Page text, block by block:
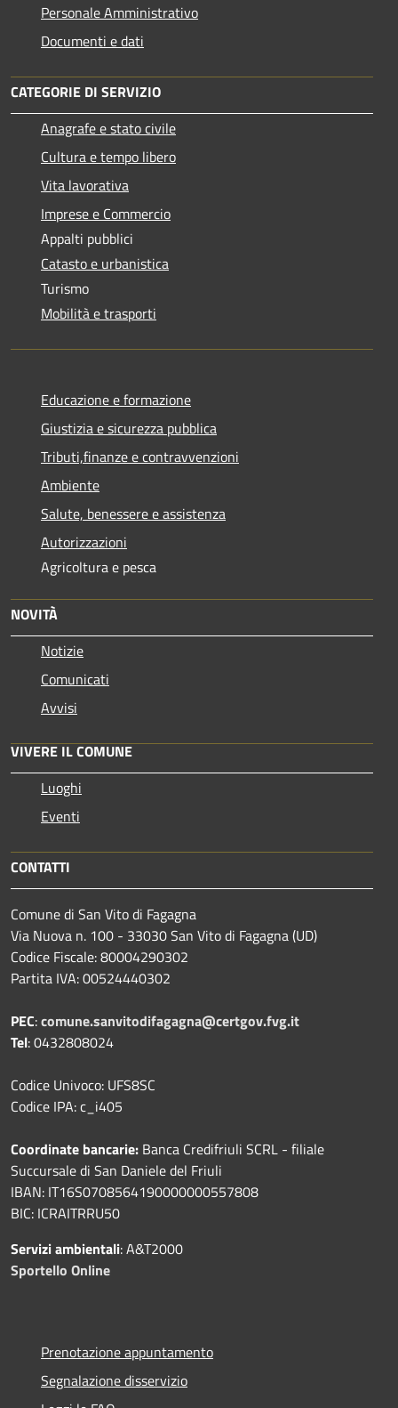
Personale Amministrativo
Documenti e dati
CATEGORIE DI SERVIZIO
Anagrafe e stato civile
Cultura e tempo libero
Vita lavorativa
Imprese e Commercio
Appalti pubblici
Catasto e urbanistica
Turismo
Mobilità e trasporti
Educazione e formazione
Giustizia e sicurezza pubblica
Tributi,finanze e contravvenzioni
Ambiente
Salute, benessere e assistenza
Autorizzazioni
Agricoltura e pesca
NOVITÀ
Notizie
Comunicati
Avvisi
VIVERE IL COMUNE
Luoghi
Eventi
CONTATTI
Comune di San Vito di Fagagna
Via Nuova n. 100 - 33030 San Vito di Fagagna (UD)
Codice Fiscale: 80004290302
Partita IVA: 00524440302
PEC:comune.sanvitodifagagna@certgov.fvg.it
Tel: 0432808024
Codice Univoco: UFS8SC
Codice IPA: c_i405
Coordinate bancarie: Banca Credifriuli SCRL - filiale
Succursale di San Daniele del Friuli
IBAN: IT16S0708564190000000557808
BIC: ICRAITRRU50
Servizi ambientali: A&T2000
Sportello Online
Prenotazione appuntamento
Segnalazione disservizio